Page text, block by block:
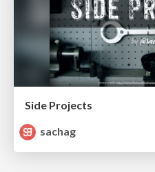
Side Projects
sachag